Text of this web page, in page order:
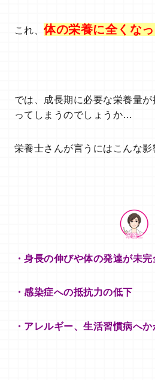
これ、体の栄養に全くなっ
では、成長期に必要な栄養量
ってしまうのでしょうか…
栄養士さんが言うにはこんな
・身長の伸びや体の発達が未完
・感染症への抵抗力の低下
・アレルギー、生活習慣病へか